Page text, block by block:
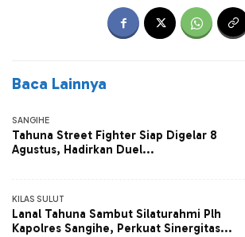
Baca Lainnya
SANGIHE
Tahuna Street Fighter Siap Digelar 8
Agustus, Hadirkan Duel...
KILAS SULUT
Lanal Tahuna Sambut Silaturahmi Plh
Kapolres Sangihe, Perkuat Sinergitas...